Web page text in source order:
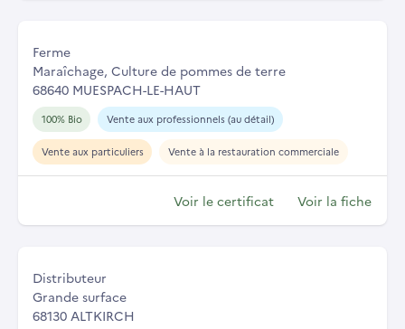
Ferme
Maraîchage, Culture de pommes de terre
68640 MUESPACH-LE-HAUT
100% Bio Vente aux professionnels (au détail)
Vente aux particuliers Vente à la restauration commerciale
Voir le certificat Voir la fiche
Distributeur
Grande surface
68130 ALTKIRCH